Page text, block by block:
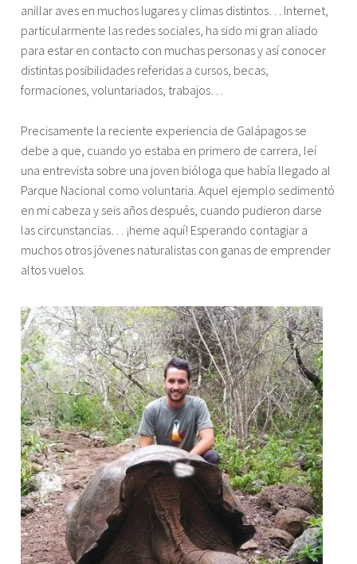
anillar aves en muchos lugares y climas distintos… Internet,
particularmente las redes sociales, ha sido mi gran aliado
para estar en contacto con muchas personas y así conocer
distintas posibilidades referidas a cursos, becas,
formaciones, voluntariados, trabajos…
Precisamente la reciente experiencia de Galápagos se
debe a que, cuando yo estaba en primero de carrera, leí
una entrevista sobre una joven bióloga que había llegado al
Parque Nacional como voluntaria. Aquel ejemplo sedimentó
en mi cabeza y seis años después, cuando pudieron darse
las circunstancias… ¡heme aquí! Esperando contagiar a
muchos otros jóvenes naturalistas con ganas de emprender
altos vuelos.